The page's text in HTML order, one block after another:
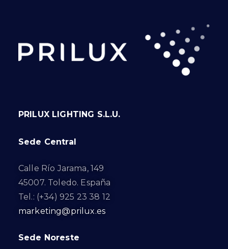
PRILUX LIGHTING S.L.U.
Sede Central
Calle Río Jarama, 149
45007. Toledo. España
Tel.: (+34) 925 23 38 12
marketing@prilux.es
Sede Noreste